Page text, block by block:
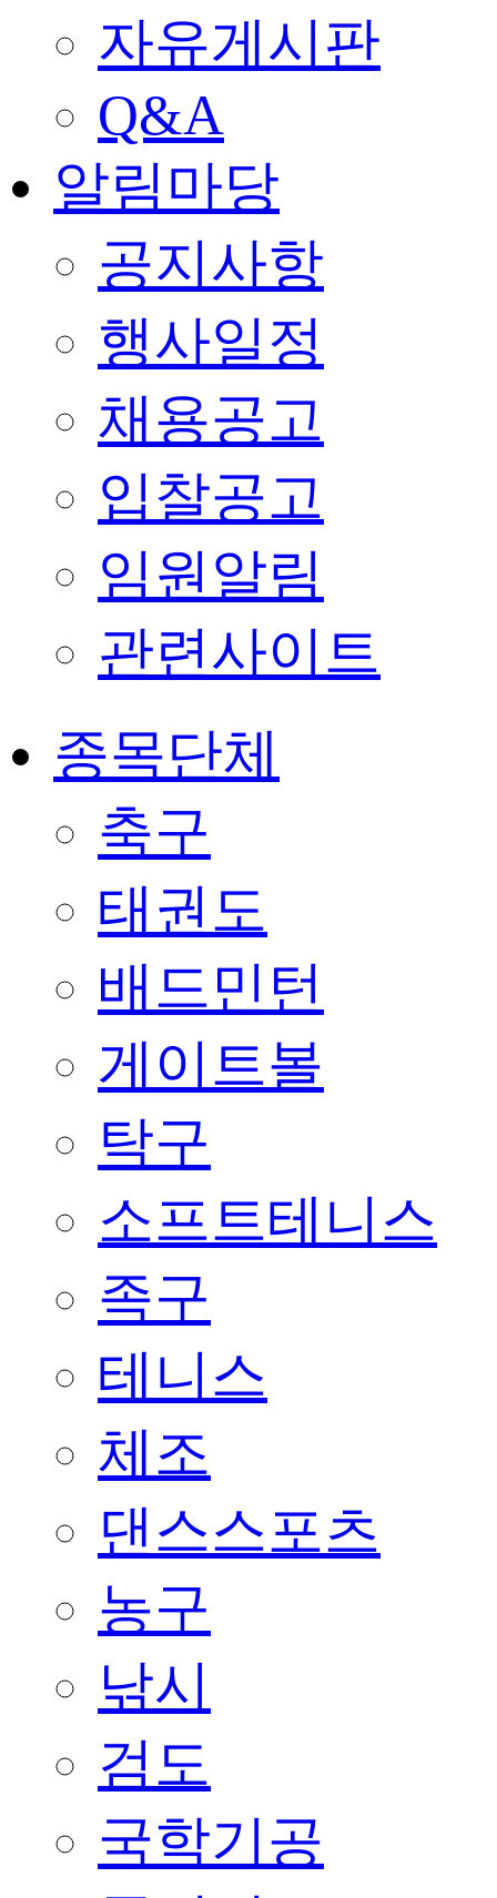
자유게시판
Q&A
알림마당
공지사항
행사일정
채용공고
입찰공고
임원알림
관련사이트
종목단체
축구
태권도
배드민턴
게이트볼
탁구
소프트테니스
족구
테니스
체조
댄스스포츠
농구
낚시
검도
국학기공